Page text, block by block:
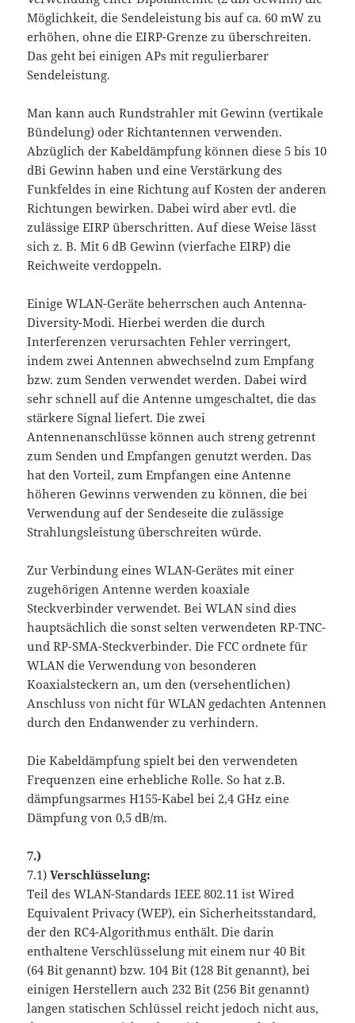
Möglichkeit, die Sendeleistung bis auf ca. 60 mW zu
erhöhen, ohne die EIRP-Grenze zu überschreiten.
Das geht bei einigen APs mit regulierbarer
Sendeleistung.
Man kann auch Rundstrahler mit Gewinn (vertikale
Bündelung) oder Richtantennen verwenden.
Abzüglich der Kabeldämpfung können diese 5 bis 10
dBi Gewinn haben und eine Verstärkung des
Funkfeldes in eine Richtung auf Kosten der anderen
Richtungen bewirken. Dabei wird aber evtl. die
zulässige EIRP überschritten. Auf diese Weise lässt
sich z. B. Mit 6 dB Gewinn (vierfache EIRP) die
Reichweite verdoppeln.
Einige WLAN-Geräte beherrschen auch Antenna-
Diversity-Modi. Hierbei werden die durch
Interferenzen verursachten Fehler verringert,
indem zwei Antennen abwechselnd zum Empfang
bzw. zum Senden verwendet werden. Dabei wird
sehr schnell auf die Antenne umgeschaltet, die das
stärkere Signal liefert. Die zwei
Antennenanschlüsse können auch streng getrennt
zum Senden und Empfangen genutzt werden. Das
hat den Vorteil, zum Empfangen eine Antenne
höheren Gewinns verwenden zu können, die bei
Verwendung auf der Sendeseite die zulässige
Strahlungsleistung überschreiten würde.
Zur Verbindung eines WLAN-Gerätes mit einer
zugehörigen Antenne werden koaxiale
Steckverbinder verwendet. Bei WLAN sind dies
hauptsächlich die sonst selten verwendeten RP-TNC-
und RP-SMA-Steckverbinder. Die FCC ordnete für
WLAN die Verwendung von besonderen
Koaxialsteckern an, um den (versehentlichen)
Anschluss von nicht für WLAN gedachten Antennen
durch den Endanwender zu verhindern.
Die Kabeldämpfung spielt bei den verwendeten
Frequenzen eine erhebliche Rolle. So hat z.B.
dämpfungsarmes H155-Kabel bei 2,4 GHz eine
Dämpfung von 0,5 dB/m.
7.)
7.1)Verschlüsselung:
Teil des WLAN-Standards IEEE 802.11 ist Wired
Equivalent Privacy (WEP), ein Sicherheitsstandard,
der den RC4-Algorithmus enthält. Die darin
enthaltene Verschlüsselung mit einem nur 40 Bit
(64 Bit genannt) bzw. 104 Bit (128 Bit genannt), bei
einigen Herstellern auch 232 Bit (256 Bit genannt)
langen statischen Schlüssel reicht jedoch nicht aus,